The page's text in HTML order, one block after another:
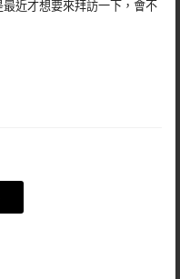
近才想要來拜訪一下，會不